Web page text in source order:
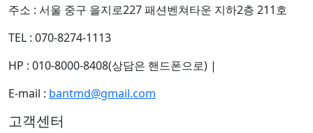
주소 : 서울 중구 을지로227 패션벤쳐타운 지하2층 211호
TEL : 070-8274-1113
HP : 010-8000-8408(상담은 핸드폰으로) |
E-mail : bantmd@gmail.com
고객센터